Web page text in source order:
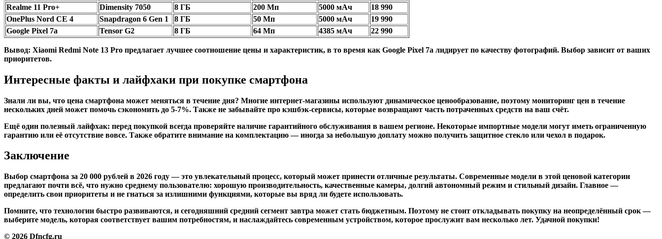
Realme 11 Pro+
Dimensity 7050 8 ГБ 200 Мп 5000 мАч
18 990
OnePlus Nord CE 4
Snapdragon 6 Gen 1 8 ГБ 50 Мп 5000 мАч
19 990
Google Pixel 7a
Tensor G2 8 ГБ 64 Мп 4385 мАч 22 990
Вывод: Xiaomi Redmi Note 13 Pro предлагает лучшее соотношение цены и характеристик, в то время как Google Pixel 7a лидирует по качеству фотографий. Выбор зависит от ваших
приоритетов.
Интересные факты и лайфхаки при покупке смартфона
Знали ли вы, что цена смартфона может меняться в течение дня? Многие интернет-магазины используют динамическое ценообразование, поэтому мониторинг цен в течение
нескольких дней может помочь сэкономить до 5-7%. Также не забывайте про кэшбэк-сервисы, которые возвращают часть потраченных средств на ваш счёт.
Ещё один полезный лайфхак: перед покупкой всегда проверяйте наличие гарантийного обслуживания в вашем регионе. Некоторые импортные модели могут иметь ограниченную
гарантию или её отсутствие вовсе. Также обратите внимание на комплектацию — иногда за небольшую доплату можно получить защитное стекло или чехол в подарок.
Заключение
Выбор смартфона за 20 000 рублей в 2026 году — это увлекательный процесс, который может принести отличные результаты. Современные модели в этой ценовой категории
предлагают почти всё, что нужно среднему пользователю: хорошую производительность, качественные камеры, долгий автономный режим и стильный дизайн. Главное —
определить свои приоритеты и не гнаться за излишними функциями, которые вы вряд ли будете использовать.
Помните, что технологии быстро развиваются, и сегодняшний средний сегмент завтра может стать бюджетным. Поэтому не стоит откладывать покупку на неопределённый срок —
выберите модель, которая соответствует вашим потребностям, и наслаждайтесь современным устройством, которое прослужит вам несколько лет. Удачной покупки!
© 2026 Dfncfg.ru